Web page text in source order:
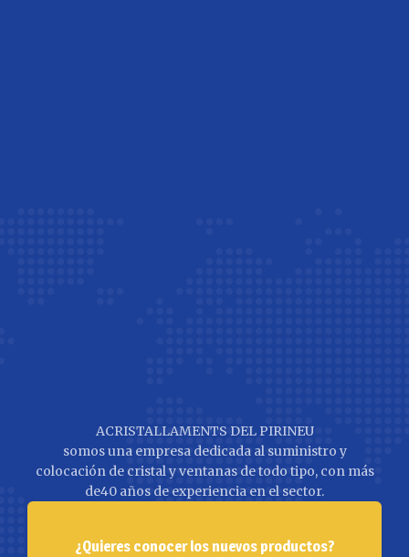
ACRISTALLAMENTS DEL PIRINEU
somos una empresa dedicada al suministro y
colocación de cristal y ventanas de todo tipo, con más
de40 años de experiencia en el sector.
¿Quieres conocer los nuevos productos?